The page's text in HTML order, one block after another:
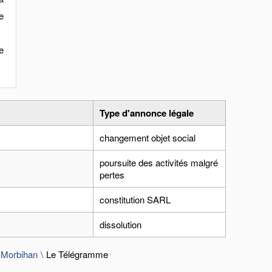
Type d'annonce légale
changement objet social
poursuite des activités malgré
pertes
constitution SARL
dissolution
Le Télégramme